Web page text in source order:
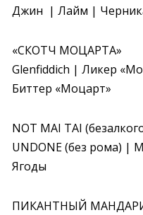
Джин  | Лайм |
«СКОТЧ МОЦАРТА»
Glenfiddich | Ликер
Биттер «Моцарт»
NOT MAI TAI
UNDONE (без рома) |
Ягоды
ПИКАНТНЫЙ